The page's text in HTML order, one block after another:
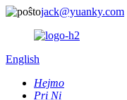
jack@yuanky.com
English
Hejmo
Pri Ni